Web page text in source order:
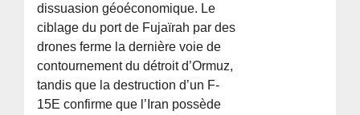
dissuasion géoéconomique. Le
ciblage du port de Fujaïrah par des
drones ferme la dernière voie de
contournement du détroit d’Ormuz,
tandis que la destruction d’un F-
15E confirme que l’Iran possède